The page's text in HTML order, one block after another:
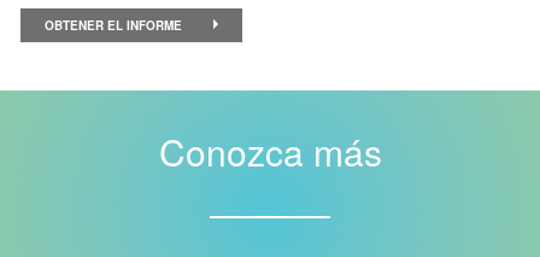
OBTENER EL INFORME
Conozca más